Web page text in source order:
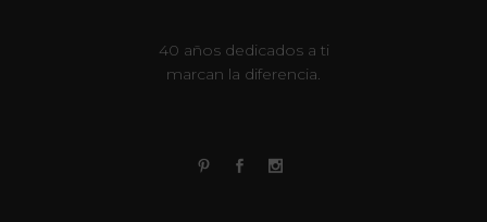
40 años dedicados a ti
marcan la diferencia.